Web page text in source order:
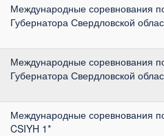
Международные соревнования
Губернатора Свердловской
Международные соревнования
Губернатора Свердловской
Международные соревнования
CSIYH 1*